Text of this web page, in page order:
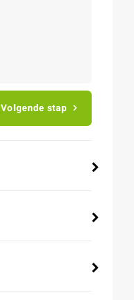
Volgende stap